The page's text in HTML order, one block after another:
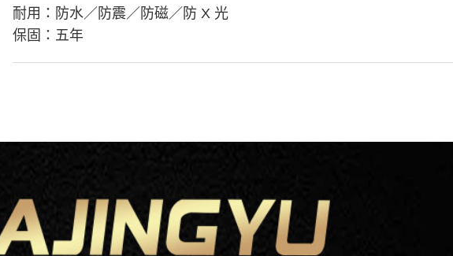
耐用：防水／防震／防磁／防 X 光
保固：五年